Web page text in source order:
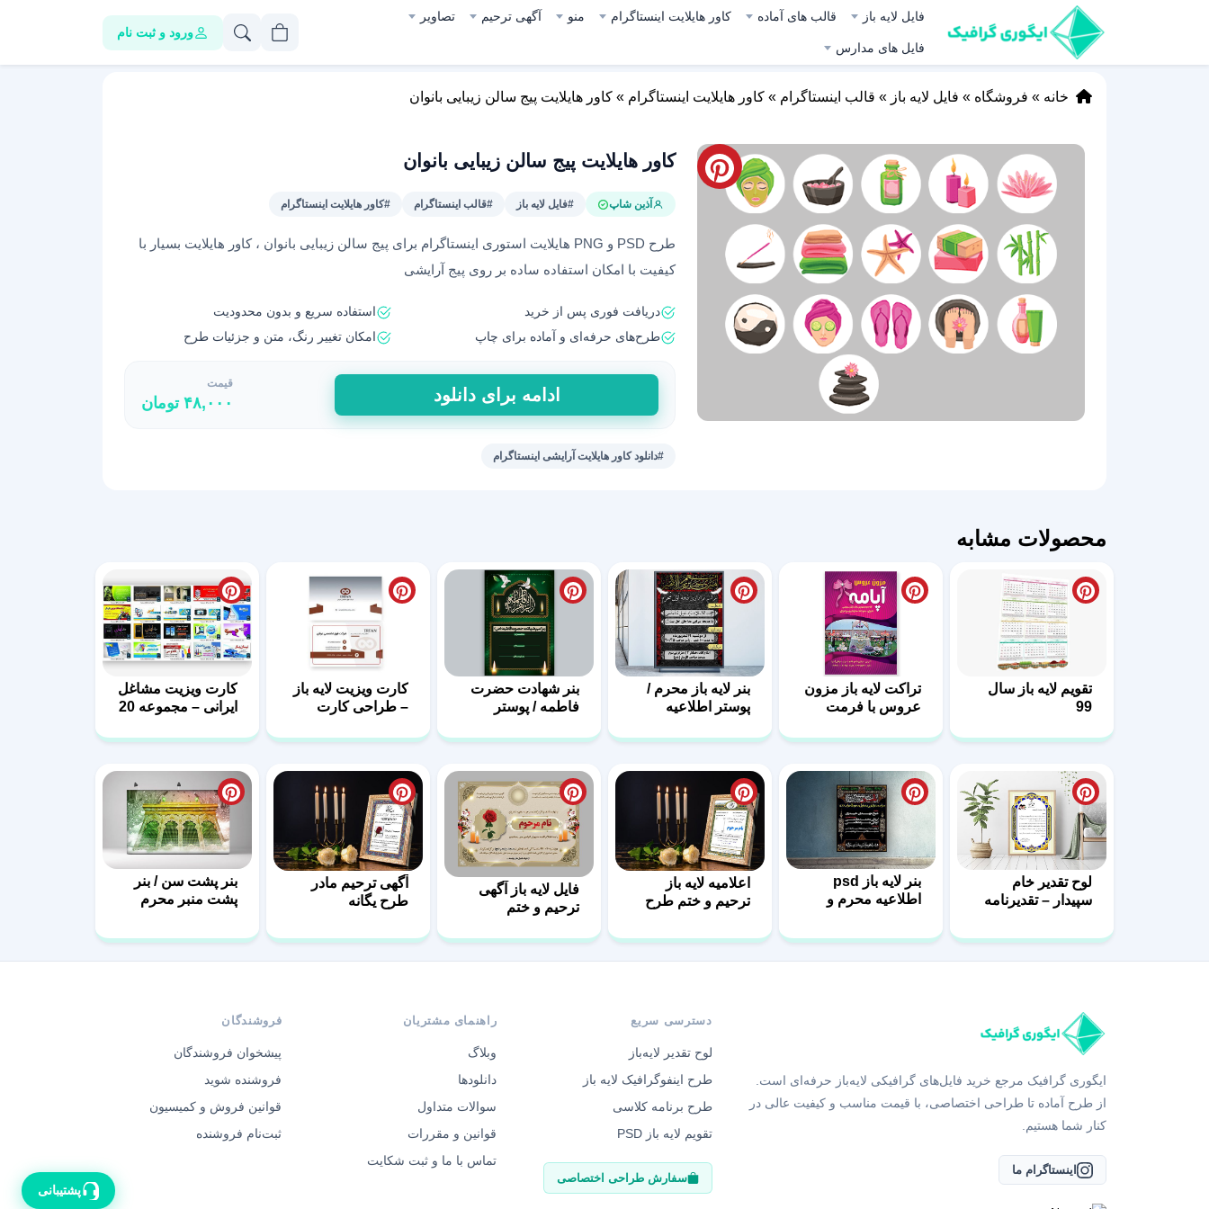
فایل لایه باز قالب های آماده کاور هایلایت اینستاگرام منو آگهی ترحیم تصاویر
فایل های مدارس
ورود و ثبت نام
خانه » فروشگاه » فایل لایه باز » قالب اینستاگرام » کاور هایلایت اینستاگرام » کاور هایلایت پیج سالن زیبایی بانوان
کاور هایلایت پیج سالن زیبایی بانوان
آذین شاپ #فایل لایه باز #قالب اینستاگرام #کاور هایلایت اینستاگرام
طرح PSD و PNG هایلایت استوری اینستاگرام برای پیج سالن زیبایی بانوان ، کاور هایلایت بسیار با
کیفیت با امکان استفاده ساده بر روی پیج آرایشی
دریافت فوری پس از خرید
استفاده سریع و بدون محدودیت
طرح‌های حرفه‌ای و آماده برای چاپ
امکان تغییر رنگ، متن و جزئیات طرح
کاور
هایلایت
پیج
سالن
ادامه برای دانلود
قیمت
۴۸,۰۰۰ تومان
#دانلود کاور هایلایت آرایشی اینستاگرام
محصولات مشابه
تقویم لایه باز سال
99
تراکت لایه باز مزون
عروس با فرمت
بنر لایه باز محرم /
پوستر اطلاعیه
بنر شهادت حضرت
فاطمه / پوستر
PSD
کارت ویزیت لایه باز
– طراحی کارت
PSD
کارت ویزیت مشاغل
ایرانی – مجموعه 20
دوم
لوح تقدیر خام
سپیدار – تقدیرنامه
بنر لایه باز psd
اطلاعیه محرم و
اعلامیه لایه باز
ترحیم و ختم طرح
فایل لایه باز آگهی
ترحیم و ختم
آگهی ترحیم مادر
طرح یگانه
بنر پشت سن / بنر
پشت منبر محرم
ایگوری گرافیک مرجع خرید فایل‌های گرافیکی لایه‌باز حرفه‌ای است.
از طرح آماده تا طراحی اختصاصی، با قیمت مناسب و کیفیت عالی در
کنار شما هستیم.
اینستاگرام ما
دسترسی سریع
لوح تقدیر لایه‌باز
طرح اینفوگرافیک لایه باز
طرح برنامه کلاسی
تقویم لایه باز PSD
سفارش طراحی اختصاصی
راهنمای مشتریان
وبلاگ
دانلودها
سوالات متداول
قوانین و مقررات
تماس با ما و ثبت شکایت
فروشندگان
پیشخوان فروشندگان
فروشنده شوید
قوانین فروش و کمیسیون
ثبت‌نام فروشنده
پشتیبانی